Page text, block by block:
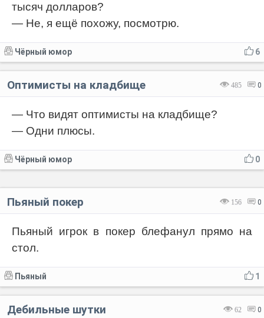
тысяч долларов?
— Не, я ещё похожу, посмотрю.
6
Чёрный юмор
485 0
Оптимисты на кладбище
— Что видят оптимисты на кладбище?
— Одни плюсы.
0
Чёрный юмор
156 0
Пьяный покер
Пьяный игрок в покер блефанул прямо на
стол.
1
Пьяный
62 0
Дебильные шутки